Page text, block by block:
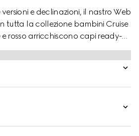
e declinazioni, il nastro Web
tutta la collezione bambini Cruise
e rosso arricchiscono capi ready-
donando loro un carattere
avventura. Queste sneaker
tessuto GG Supreme, sono